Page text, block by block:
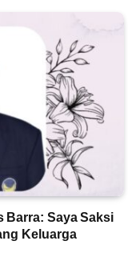
Barra: Saya Saksi
Keluarga